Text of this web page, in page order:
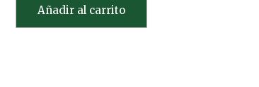
Añadir al carrito